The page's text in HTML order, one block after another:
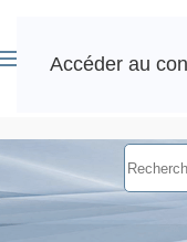
Accéder au